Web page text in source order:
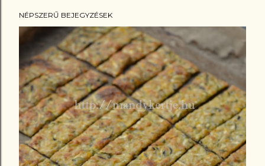
NÉPSZERŰ BEJEGYZÉSEK